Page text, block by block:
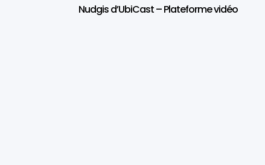
Nudgis d’UbiCast – Plateforme vidéo